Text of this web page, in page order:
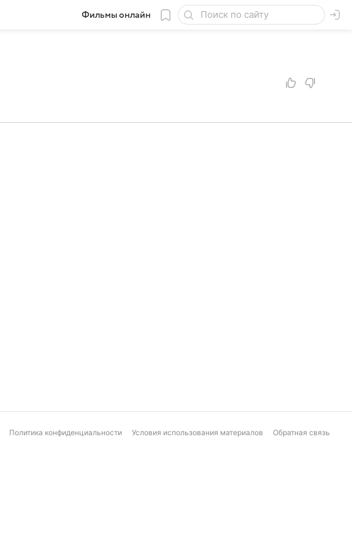
Фильмы онлайн
Политика конфиденциальности Условия использования материалов Обратная связь